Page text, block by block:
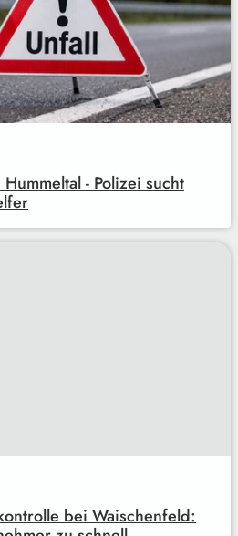
- Polizei sucht
bei Waischenfeld: